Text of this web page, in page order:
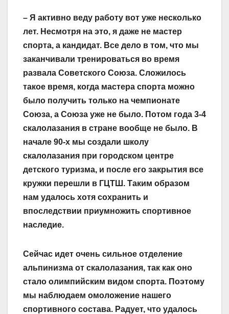
– Я активно веду работу вот уже несколько
лет. Несмотря на это, я даже не мастер
спорта, а кандидат. Все дело в том, что мы
заканчивали тренироваться во время
развала Советского Союза. Сложилось
такое время, когда мастера спорта можно
было получить только на чемпионате
Союза, а Союза уже не было. Потом года 3-4
скалолазания в стране вообще не было. В
начале 90-х мы создали школу
скалолазания при городском центре
детского туризма, и после его закрытия все
кружки перешли в ГЦТШ. Таким образом
нам удалось хотя сохранить и
впоследствии приумножить спортивное
наследие.
Сейчас идет очень сильное отделение
альпинизма от скалолазания, так как оно
стало олимпийским видом спорта. Поэтому
мы наблюдаем омоложение нашего
спортивного состава. Радует, что удалось